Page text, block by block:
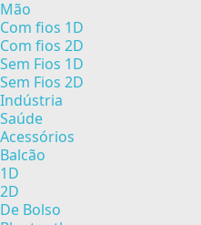
Mão
Com fios 1D
Com fios 2D
Sem Fios 1D
Sem Fios 2D
Indústria
Saúde
Acessórios
Balcão
1D
2D
De Bolso